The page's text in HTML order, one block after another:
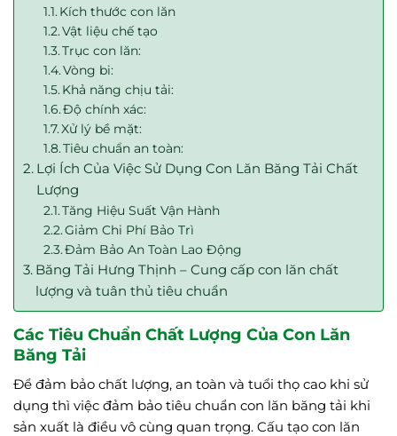
Kích thước con lăn
Vật liệu chế tạo
Trục con lăn:
Vòng bi:
Khả năng chịu tải:
Độ chính xác:
Xử lý bề mặt:
Tiêu chuẩn an toàn:
Lợi Ích Của Việc Sử Dụng Con Lăn Băng Tải Chất
Lượng
Tăng Hiệu Suất Vận Hành
Giảm Chi Phí Bảo Trì
Đảm Bảo An Toàn Lao Động
Băng Tải Hưng Thịnh – Cung cấp con lăn chất
lượng và tuân thủ tiêu chuẩn
Các Tiêu Chuẩn Chất Lượng Của Con Lăn
Băng Tải
Để đảm bảo chất lượng, an toàn và tuổi thọ cao khi sử
dụng thì việc đảm bảo tiêu chuẩn con lăn băng tải khi
sản xuất là điều vô cùng quan trọng. Cấu tạo con lăn